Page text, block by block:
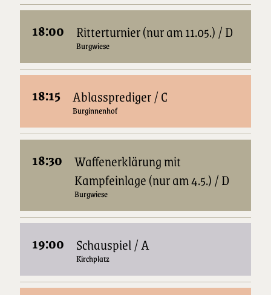
18:00 Ritterturnier (nur am 11.05.) / D
Burgwiese
18:15 Ablassprediger / C
Burginnenhof
18:30 Waffenerklärung mit
Kampfeinlage (nur am 4.5.) / D
Burgwiese
19:00 Schauspiel / A
Kirchplatz